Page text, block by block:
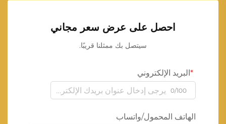
احصل على عرض سعر مجاني
سيتصل بك ممثلنا قريبًا.
البريد الإلكتروني
0/100
الهاتف المحمول/واتساب